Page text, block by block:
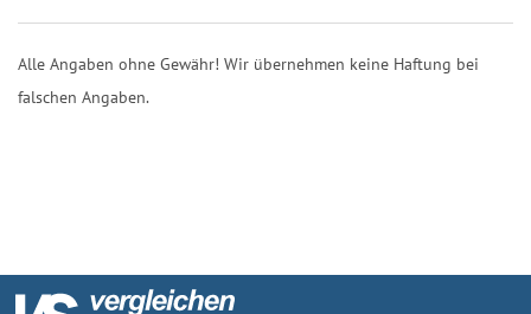
Alle Angaben ohne Gewähr! Wir übernehmen keine Haftung bei
falschen Angaben.